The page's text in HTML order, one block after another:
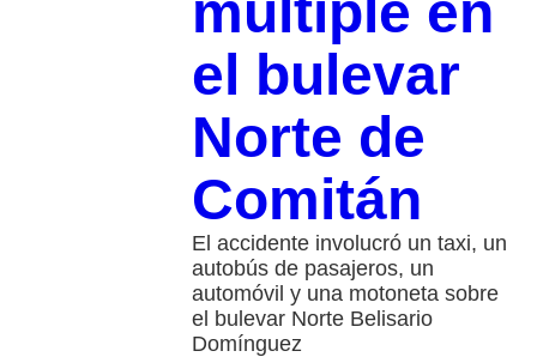
el bulevar
Norte de
Comitán
El accidente involucró un taxi, un
autobús de pasajeros, un
automóvil y una motoneta sobre
el bulevar Norte Belisario
Domínguez